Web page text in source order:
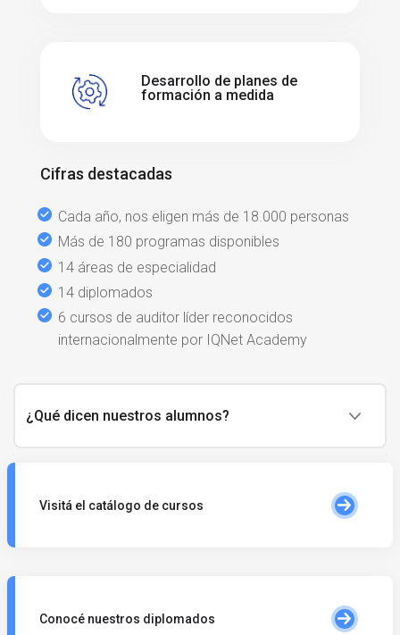
Desarrollo de planes de
formación a medida
Cifras destacadas
Cada año, nos eligen más de 18.000 personas
Más de 180 programas disponibles
14 áreas de especialidad
14 diplomados
6 cursos de auditor líder reconocidos
internacionalmente por IQNet Academy
¿Qué dicen nuestros alumnos?
Visitá el catálogo de cursos
Conocé nuestros diplomados